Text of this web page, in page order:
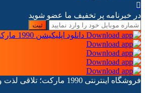
در خبرنامه پر تخفیف ما عضو شوید
ثبت
دانلود اپلیکیشن 1990 مارکت
فروشگاه اینترنتی 1990 مارکت؛ تلاقی لذت و خرید